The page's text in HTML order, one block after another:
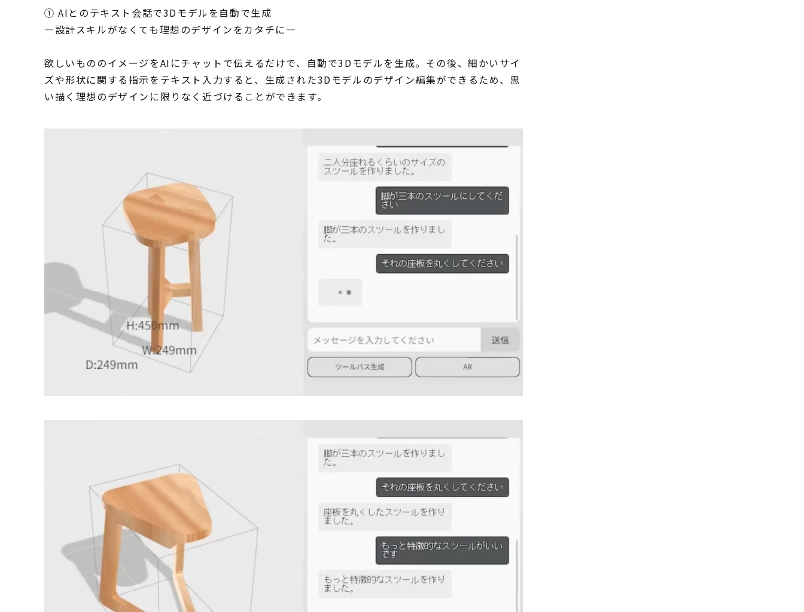
① AIとのテキスト会話で3Dモデルを自動で生成
―設計スキルがなくても理想のデザインをカタチに―
欲しいもののイメージをAIにチャットで伝えるだけで、自動で3Dモデルを生成。その後、細かいサイ
ズや形状に関する指示をテキスト入力すると、生成された3Dモデルのデザイン編集ができるため、思
い描く理想のデザインに限りなく近づけることができます。